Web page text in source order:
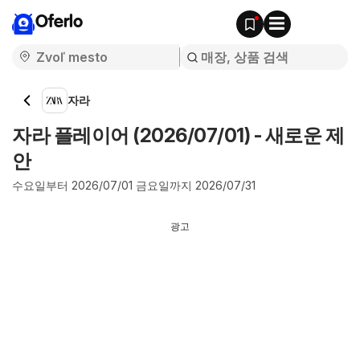
Oferlo
자라
자라 플레이어 (2026/07/01) - 새로운 제
안
수요일부터 2026/07/01 금요일까지 2026/07/31
광고